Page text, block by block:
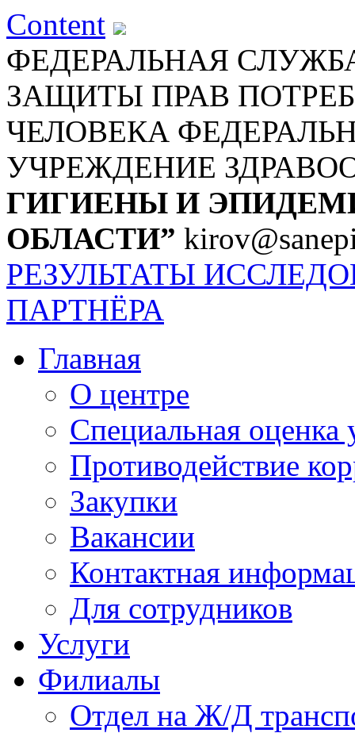
Content
ФЕДЕРАЛЬНАЯ
ЗАЩИТЫ ПРАВ
ЧЕЛОВЕКА
УЧРЕЖДЕНИЕ
ГИГИЕНЫ И
ОБЛАСТИ”
РЕЗУЛЬТАТЫ
ПАРТНЁРА
Главная
О центре
Специальная оценка
Противодействие
Закупки
Вакансии
Контактная
Для сотрудников
Услуги
Филиалы
Отдел на Ж/Д